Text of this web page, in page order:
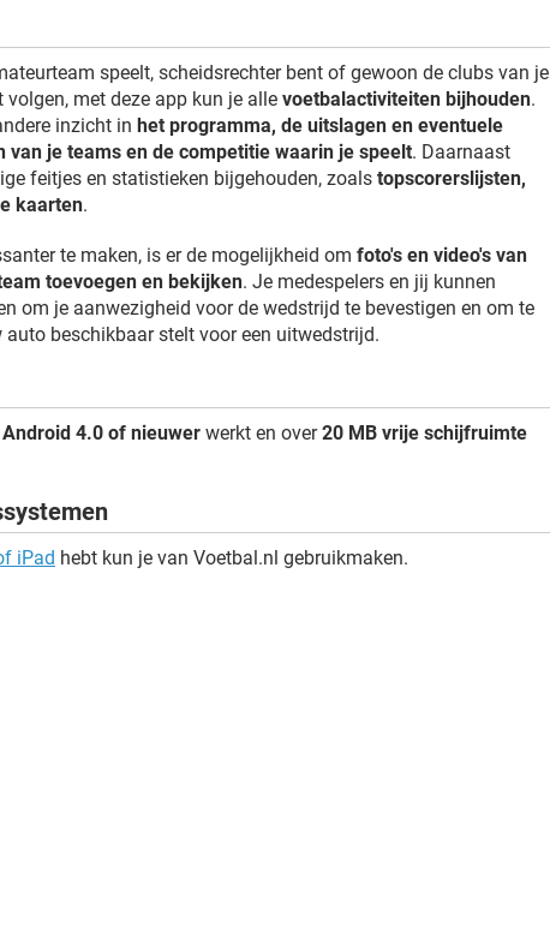
speelt, scheidsrechter bent of gewoon de clubs van je
met deze app kun je alle voetbalactiviteiten bijhouden.
inzicht in het programma, de uitslagen en eventuele
je teams en de competitie waarin je speelt. Daarnaast
feitjes en statistieken bijgehouden, zoals topscorerslijsten,
kaarten.
te maken, is er de mogelijkheid om foto's en video's van
toevoegen en bekijken. Je medespelers en jij kunnen
om je aanwezigheid voor de wedstrijd te bevestigen en om te
beschikbaar stelt voor een uitwedstrijd.
Android 4.0 of nieuwer werkt en over20 MB vrije schijfruimte
iPad hebt kun je van Voetbal.nl gebruikmaken.